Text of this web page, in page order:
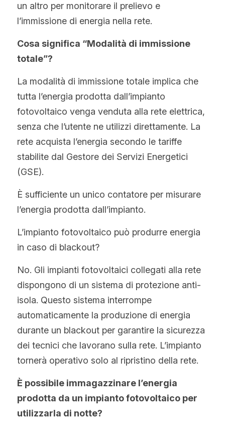
un altro per monitorare il prelievo e
l’immissione di energia nella rete.
Cosa significa “Modalità di immissione
totale”?
La modalità di immissione totale implica che
tutta l’energia prodotta dall’impianto
fotovoltaico venga venduta alla rete elettrica,
senza che l’utente ne utilizzi direttamente. La
rete acquista l’energia secondo le tariffe
stabilite dal Gestore dei Servizi Energetici
(GSE).
È sufficiente un unico contatore per misurare
l’energia prodotta dall’impianto.
L’impianto fotovoltaico può produrre energia
in caso di blackout?
No. Gli impianti fotovoltaici collegati alla rete
dispongono di un sistema di protezione anti-
isola. Questo sistema interrompe
automaticamente la produzione di energia
durante un blackout per garantire la sicurezza
dei tecnici che lavorano sulla rete. L’impianto
tornerà operativo solo al ripristino della rete.
È possibile immagazzinare l’energia
prodotta da un impianto fotovoltaico per
utilizzarla di notte?